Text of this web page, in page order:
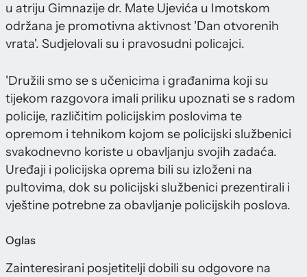
u atriju Gimnazije dr. Mate Ujevića u Imotskom
održana je promotivna aktivnost 'Dan otvorenih
vrata'. Sudjelovali su i pravosudni policajci.
'Družili smo se s učenicima i građanima koji su
tijekom razgovora imali priliku upoznati se s radom
policije, različitim policijskim poslovima te
opremom i tehnikom kojom se policijski službenici
svakodnevno koriste u obavljanju svojih zadaća.
Uređaji i policijska oprema bili su izloženi na
pultovima, dok su policijski službenici prezentirali i
vještine potrebne za obavljanje policijskih poslova.
Oglas
Zainteresirani posjetitelji dobili su odgovore na